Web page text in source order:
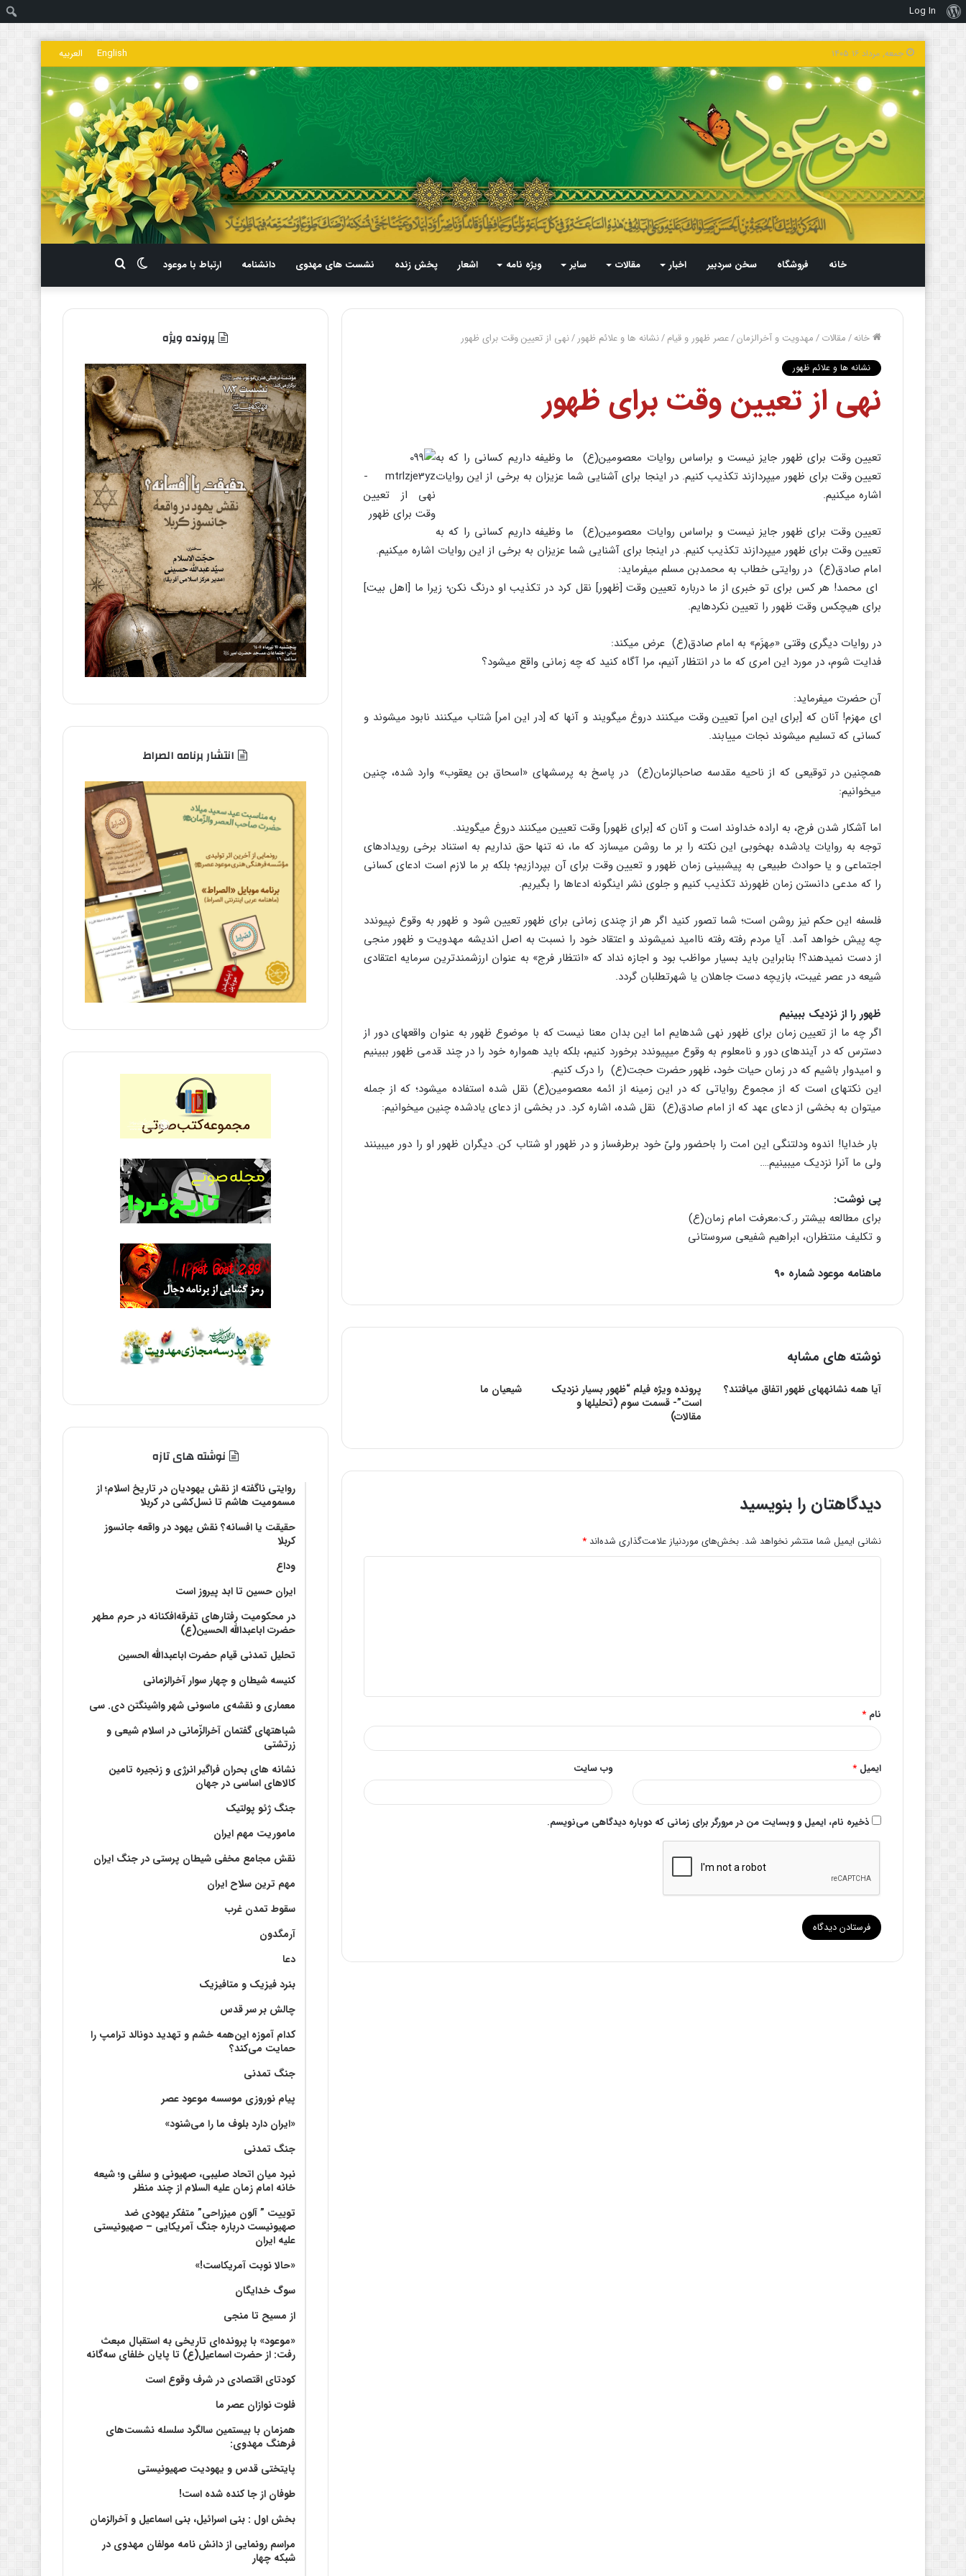
درباره
وردپرس
Log In
جمعه, مرداد ۱۶ ۱۴۰۵ English العربیه
خانه فروشگاه سخن سردبیر اخبار مقالات سایر ویژه نامه اشعار پخش زنده نشست های مهدوی دانشنامه ارتباط با موعود
برای
تغییر
پوسته
خانه/مقالات/مهدویت و آخرالزمان/عصر ظهور و قیام/نشانه ها و علائم ظهور /نهی از تعیین وقت برای ظهور
نشانه ها و علائم ظهور
نهی از تعیین وقت برای ظهور
تعیین وقت برای ظهور جایز نیست و براساس روایات معصومین‏(ع) ما وظیفه داریم کسانی را که به
تعیین وقت برای ظهور می‏پردازند تکذیب کنیم. در اینجا برای آشنایی شما عزیزان به برخی از این روایات
اشاره می‏کنیم.
تعیین وقت برای ظهور جایز نیست و براساس روایات معصومین‏(ع) ما وظیفه داریم کسانی را که به
تعیین وقت برای ظهور می‏پردازند تکذیب کنیم. در اینجا برای آشنایی شما عزیزان به برخی از این روایات اشاره می‏کنیم.
امام صادق‏(ع) در روایتی خطاب به محمدبن مسلم می‏فرماید:
ای محمد! هر کس برای تو خبری از ما درباره تعیین وقت [ظهور] نقل کرد در تکذیب او درنگ نکن؛ زیرا ما [اهل بیت]
برای هیچ‏کس وقت ظهور را تعیین نکرده‏ایم.
در روایات دیگری وقتی «مِهزَم» به امام صادق‏(ع) عرض می‏کند:
فدایت شوم، در مورد این امری که ما در انتظار آنیم، مرا آگاه کنید که چه زمانی واقع می‏شود؟
آن حضرت می‏فرماید:
ای مهزم! آنان که [برای این امر] تعیین وقت می‏کنند دروغ می‏گویند و آنها که [در این امر] شتاب می‏کنند نابود می‏شوند و
کسانی که تسلیم می‏شوند نجات می‏یابند.
همچنین در توقیعی که از ناحیه مقدسه صاحب‏الزمان‏(ع) در پاسخ به پرسش‏های «اسحاق بن یعقوب» وارد شده، چنین
می‏خوانیم:
اما آشکار شدن فرج، به اراده خداوند است و آنان که [برای ظهور] وقت تعیین می‏کنند دروغ می‏گویند.
توجه به روایات یادشده به‏خوبی این نکته را بر ما روشن می‏سازد که ما، نه تنها حق نداریم به استناد برخی رویدادهای
اجتماعی و یا حوادث طبیعی به پیش‏بینی زمان ظهور و تعیین وقت برای آن بپردازیم؛ بلکه بر ما لازم است ادعای کسانی
را که مدعی دانستن زمان ظهورند تکذیب کنیم و جلوی نشر این‏گونه ادعاها را بگیریم.
فلسفه این حکم نیز روشن است؛ شما تصور کنید اگر هر از چندی زمانی برای ظهور تعیین شود و ظهور به وقوع نپیوندد
چه پیش خواهد آمد. آیا مردم رفته رفته ناامید نمی‏شوند و اعتقاد خود را نسبت به اصل اندیشه مهدویت و ظهور منجی
از دست نمی‏دهند؟! بنابراین باید بسیار مواظب بود و اجازه نداد که «انتظار فرج» به عنوان ارزشمندترین سرمایه اعتقادی
شیعه در عصر غیبت، بازیچه دست جاهلان یا شهرت‏طلبان گردد.
ظهور را از نزدیک ببینیم
اگر چه ما از تعیین زمان برای ظهور نهی شده‏ایم اما این بدان معنا نیست که با موضوع ظهور به عنوان واقعه‏ای دور از
دسترس که در آینده‏ای دور و نامعلوم به وقوع می‏پیوندد برخورد کنیم، بلکه باید همواره خود را در چند قدمی ظهور ببینیم
و امیدوار باشیم که در زمان حیات خود، ظهور حضرت حجت‏(ع) را درک کنیم.
این نکته‏ای است که از مجموع روایاتی که در این زمینه از ائمه معصومین‏(ع) نقل شده استفاده می‏شود؛ که از جمله
می‏توان به بخشی از دعای عهد که از امام صادق‏(ع) نقل شده، اشاره کرد. در بخشی از دعای یادشده چنین می‏خوانیم:
بار خدایا! اندوه ودلتنگی این امت را باحضور ولیّ خود برطرف‏ساز و در ظهور او شتاب کن. دیگران ظهور او را دور می‏بینند
ولی ما آن‏را نزدیک می‏بینیم….
پی نوشت:
برای مطالعه بیشتر ر.ک:معرفت امام زمان(ع)
و تکلیف منتظران، ابراهیم شفیعی سروستانی
ماهنامه موعود شماره ۹۰
نوشته های مشابه
آیا همه نشانه‏های ظهور اتفاق می‏افتند؟
پرونده ویژه فیلم “ظهور بسیار نزدیک
است”- قسمت سوم (تحلیلها و
مقالات)
شیعیان ما
دیدگاهتان را بنویسید
نشانی ایمیل شما منتشر نخواهد شد. بخش‌های موردنیاز علامت‌گذاری شده‌اند *
*
نام *
ایمیل * وب‌ سایت
ذخیره نام، ایمیل و وبسایت من در مرورگر برای زمانی که دوباره دیدگاهی می‌نویسم.
پرونده ویژه
انتشار برنامه الصراط
نوشته های تازه
روایتی ناگفته از نقش یهودیان در تاریخ اسلام؛ از
مسمومیت هاشم تا نسل‌کشی در کربلا
حقیقت یا افسانه؟‌ نقش یهود در واقعه جانسوز
کربلا
وداع
ایران حسین تا ابد پیروز است
در محکومیت رفتارهای تفرقه‌افکنانه در حرم مطهر
حضرت اباعبدالله الحسین(ع)
تحلیل تمدنی قیام حضرت اباعبدالله الحسین
کنیسه شیطان و چهار سوار آخرالزمانی
معماری و نقشه‌ی ماسونی شهر واشينگتن دی. سی
شباهتهای گفتمان آخر‌الزّمانی در اسلام شیعی و
زرتشتی
نشانه های بحران فراگیر انرژی و زنجیره تامین
کالاهای اساسی در جهان
جنگ ژئو پولتیک
ماموریت مهم ایران
نقش مجامع مخفی شیطان پرستی در جنگ ایران
مهم ترین سلاح ایران
سقوط تمدن غرب
آرمگدون
دعا
بنرد فیزیک و متافیزیک
چالش بر سر قدس
کدام آموزه این‌همه خشم و تهدید دونالد ترامپ را
حمایت می‌کند؟
جنگ تمدنی
پیام نوروزی موسسه موعود عصر
«ایران دارد بلوف ما را می‌شنود»
جنگ تمدنی
نبرد میان اتحاد صلیبی، صهیونی و سلفی و؛ شیعه
خانه امام زمان علیه السلام از چند منظر
توییت ” آلون میزراحی” متفکر یهودی ضد
صهیونیست درباره جنگ آمریکایی – صهیونیستی
علیه ایران
«حالا نوبت آمریکاست!»
سوگ خدایگان
از مسیح تا منجی
«موعود» با پرونده‌ای تاریخی به استقبال مبعث
رفت: از حضرت اسماعیل(ع) تا پایان خلفای سه‌گانه
کودتای اقتصادی در شرف وقوع است
فلوت نوازان عصر ما
همزمان با بیستمین سالگرد سلسله نشست‌های
فرهنگ مهدوی:‌
پایتختی قدس و یهودیت صهیونیستی
طوفان از جا کنده شده است!
بخش اول : بنی اسرائیل، بنی اسماعیل و آخرالزمان
مراسم رونمایی از دانش نامه مولفان مهدوی در
شبکه چهار